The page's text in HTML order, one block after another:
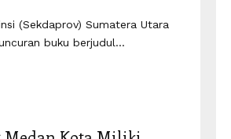
(Sekdaprov) Sumatera Utara
buku berjudul...